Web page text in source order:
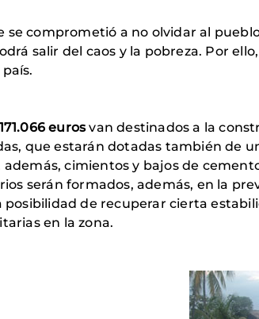
se comprometió a no olvidar al
salir del caos y la pobreza. Por
171.066 eurosvan destinados a la
que estarán dotadas también de
cimientos y bajos de
serán formados, además, en la
de recuperar cierta
en la zona.